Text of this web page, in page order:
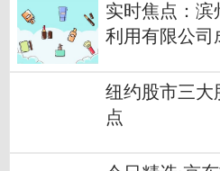
实时焦点：滨
利用有限公司
纽约股市三大
点